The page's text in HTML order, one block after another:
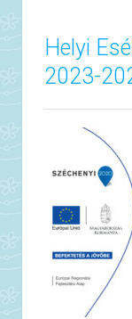
Helyi
2023-